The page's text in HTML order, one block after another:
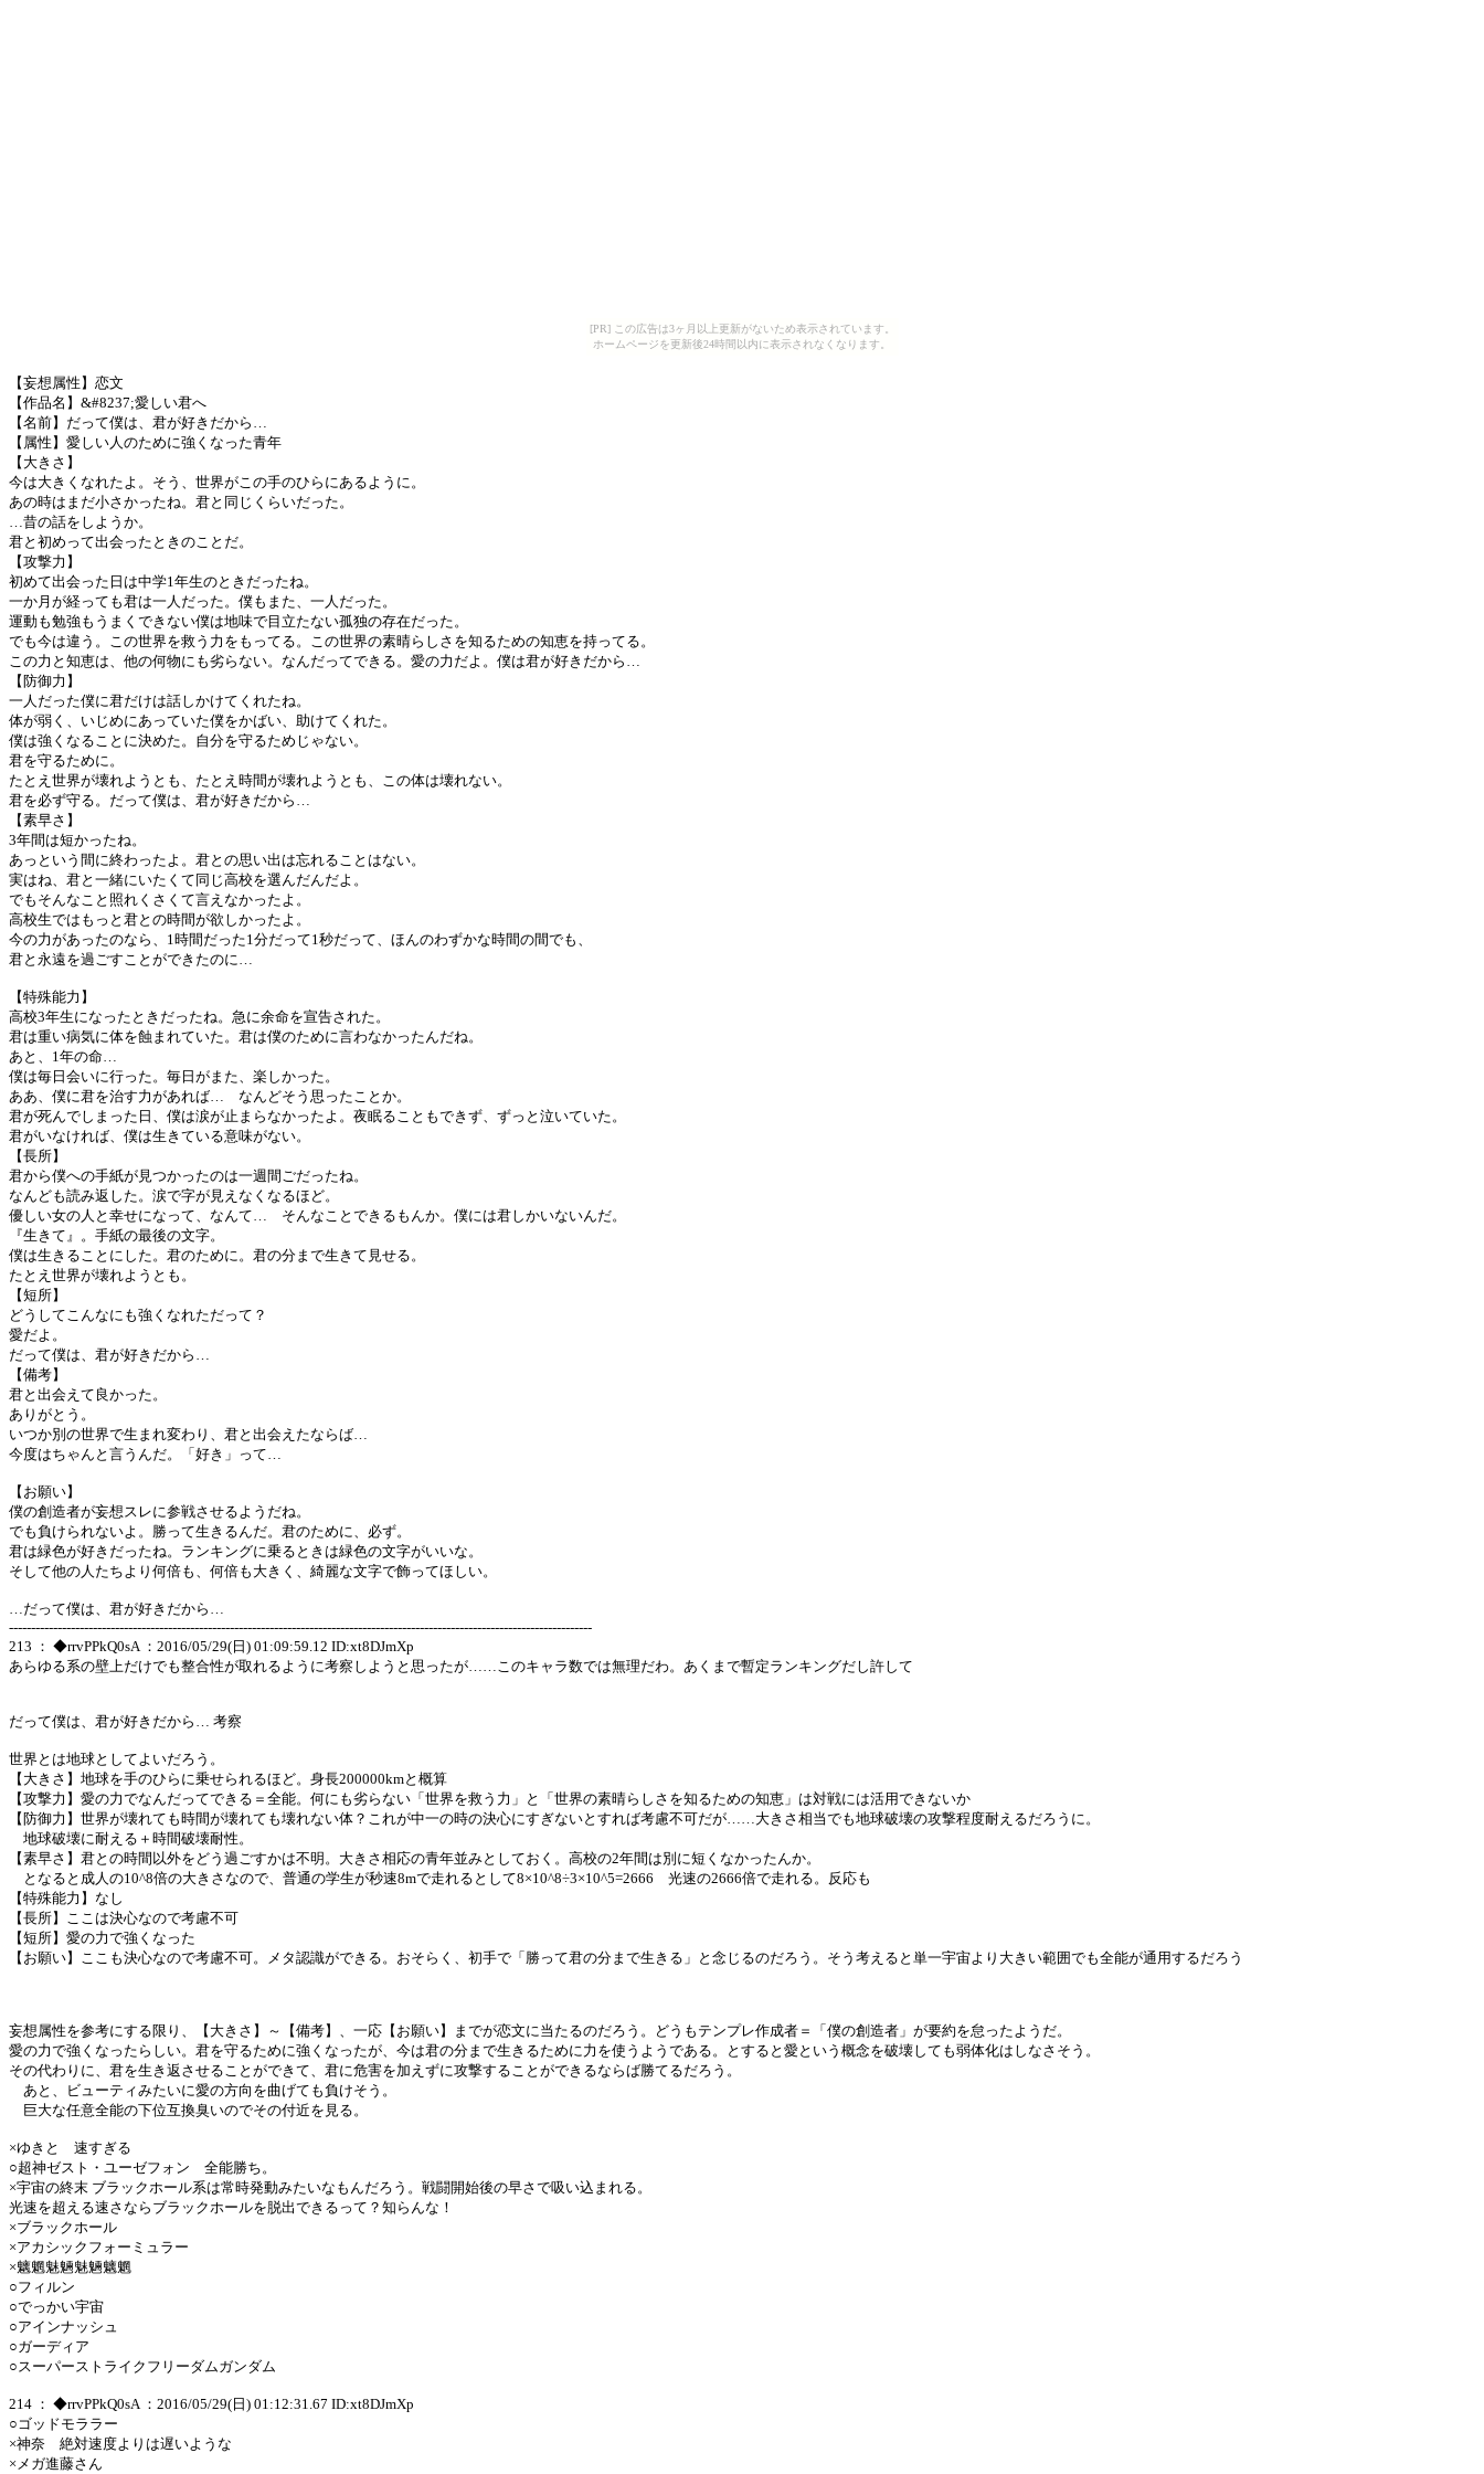
[PR] この広告は3ヶ月以上更新がないため表示されています。
ホームページを更新後24時間以内に表示されなくなります。
【妄想属性】恋文
【作品名】&#8237;愛しい君へ
【名前】だって僕は、君が好きだから…
【属性】愛しい人のために強くなった青年
【大きさ】
今は大きくなれたよ。そう、世界がこの手のひらにあるように。
あの時はまだ小さかったね。君と同じくらいだった。
…昔の話をしようか。
君と初めって出会ったときのことだ。
【攻撃力】
初めて出会った日は中学1年生のときだったね。
一か月が経っても君は一人だった。僕もまた、一人だった。
運動も勉強もうまくできない僕は地味で目立たない孤独の存在だった。
でも今は違う。この世界を救う力をもってる。この世界の素晴らしさを知るための知恵を持ってる。
この力と知恵は、他の何物にも劣らない。なんだってできる。愛の力だよ。僕は君が好きだから…
【防御力】
一人だった僕に君だけは話しかけてくれたね。
体が弱く、いじめにあっていた僕をかばい、助けてくれた。
僕は強くなることに決めた。自分を守るためじゃない。
君を守るために。
たとえ世界が壊れようとも、たとえ時間が壊れようとも、この体は壊れない。
君を必ず守る。だって僕は、君が好きだから…
【素早さ】
3年間は短かったね。
あっという間に終わったよ。君との思い出は忘れることはない。
実はね、君と一緒にいたくて同じ高校を選んだんだよ。
でもそんなこと照れくさくて言えなかったよ。
高校生ではもっと君との時間が欲しかったよ。
今の力があったのなら、1時間だった1分だって1秒だって、ほんのわずかな時間の間でも、
君と永遠を過ごすことができたのに…
【特殊能力】
高校3年生になったときだったね。急に余命を宣告された。
君は重い病気に体を蝕まれていた。君は僕のために言わなかったんだね。
あと、1年の命…
僕は毎日会いに行った。毎日がまた、楽しかった。
ああ、僕に君を治す力があれば… なんどそう思ったことか。
君が死んでしまった日、僕は涙が止まらなかったよ。夜眠ることもできず、ずっと泣いていた。
君がいなければ、僕は生きている意味がない。
【長所】
君から僕への手紙が見つかったのは一週間ごだったね。
なんども読み返した。涙で字が見えなくなるほど。
優しい女の人と幸せになって、なんて… そんなことできるもんか。僕には君しかいないんだ。
『生きて』。手紙の最後の文字。
僕は生きることにした。君のために。君の分まで生きて見せる。
たとえ世界が壊れようとも。
【短所】
どうしてこんなにも強くなれただって？
愛だよ。
だって僕は、君が好きだから…
【備考】
君と出会えて良かった。
ありがとう。
いつか別の世界で生まれ変わり、君と出会えたならば…
今度はちゃんと言うんだ。「好き」って…
【お願い】
僕の創造者が妄想スレに参戦させるようだね。
でも負けられないよ。勝って生きるんだ。君のために、必ず。
君は緑色が好きだったね。ランキングに乗るときは緑色の文字がいいな。
そして他の人たちより何倍も、何倍も大きく、綺麗な文字で飾ってほしい。
…だって僕は、君が好きだから…
------------------------------------------------------------------------------------------------------------------------------------
213 ： ◆rrvPPkQ0sA ：2016/05/29(日) 01:09:59.12 ID:xt8DJmXp
あらゆる系の壁上だけでも整合性が取れるように考察しようと思ったが……このキャラ数では無理だわ。あくまで暫定ランキングだし許して
だって僕は、君が好きだから… 考察
世界とは地球としてよいだろう。
【大きさ】地球を手のひらに乗せられるほど。身長200000kmと概算
【攻撃力】愛の力でなんだってできる＝全能。何にも劣らない「世界を救う力」と「世界の素晴らしさを知るための知恵」は対戦には活用できないか
【防御力】世界が壊れても時間が壊れても壊れない体？これが中一の時の決心にすぎないとすれば考慮不可だが……大きさ相当でも地球破壊の攻撃程度耐えるだろうに。
地球破壊に耐える＋時間破壊耐性。
【素早さ】君との時間以外をどう過ごすかは不明。大きさ相応の青年並みとしておく。高校の2年間は別に短くなかったんか。
となると成人の10^8倍の大きさなので、普通の学生が秒速8mで走れるとして8×10^8÷3×10^5=2666 光速の2666倍で走れる。反応も
【特殊能力】なし
【長所】ここは決心なので考慮不可
【短所】愛の力で強くなった
【お願い】ここも決心なので考慮不可。メタ認識ができる。おそらく、初手で「勝って君の分まで生きる」と念じるのだろう。そう考えると単一宇宙より大きい範囲でも全能が通用するだろう
妄想属性を参考にする限り、【大きさ】～【備考】、一応【お願い】までが恋文に当たるのだろう。どうもテンプレ作成者＝「僕の創造者」が要約を怠ったようだ。
愛の力で強くなったらしい。君を守るために強くなったが、今は君の分まで生きるために力を使うようである。とすると愛という概念を破壊しても弱体化はしなさそう。
その代わりに、君を生き返させることができて、君に危害を加えずに攻撃することができるならば勝てるだろう。
あと、ビューティみたいに愛の方向を曲げても負けそう。
巨大な任意全能の下位互換臭いのでその付近を見る。
×ゆきと 速すぎる
○超神ゼスト・ユーゼフォン 全能勝ち。
×宇宙の終末 ブラックホール系は常時発動みたいなもんだろう。戦闘開始後の早さで吸い込まれる。
光速を超える速さならブラックホールを脱出できるって？知らんな！
×ブラックホール
×アカシックフォーミュラー
×魑魍魅魎魅魎魑魍
○フィルン
○でっかい宇宙
○アインナッシュ
○ガーディア
○スーパーストライクフリーダムガンダム
214 ： ◆rrvPPkQ0sA ：2016/05/29(日) 01:12:31.67 ID:xt8DJmXp
○ゴッドモララー
×神奈 絶対速度よりは遅いような
×メガ進藤さん